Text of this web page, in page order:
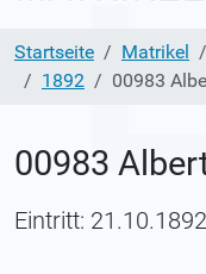
Startseite Matrikel
1892
00983
00983
Eintritt: